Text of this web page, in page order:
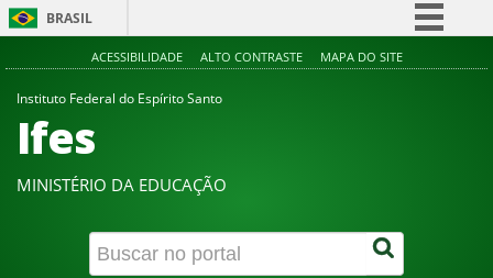
BRASIL
Simplifique!
Canais
ACESSIBILIDADE ALTO CONTRASTE MAPA DO SITE
Instituto Federal do Espírito Santo
Ifes
MINISTÉRIO DA EDUCAÇÃO